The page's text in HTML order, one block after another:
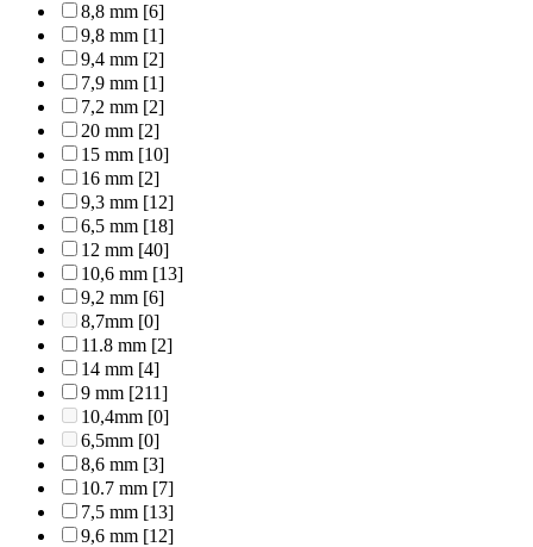
8,8 mm [6]
9,8 mm [1]
9,4 mm [2]
7,9 mm [1]
7,2 mm [2]
20 mm [2]
15 mm [10]
16 mm [2]
9,3 mm [12]
6,5 mm [18]
12 mm [40]
10,6 mm [13]
9,2 mm [6]
8,7mm [0]
11.8 mm [2]
14 mm [4]
9 mm [211]
10,4mm [0]
6,5mm [0]
8,6 mm [3]
10.7 mm [7]
7,5 mm [13]
9,6 mm [12]